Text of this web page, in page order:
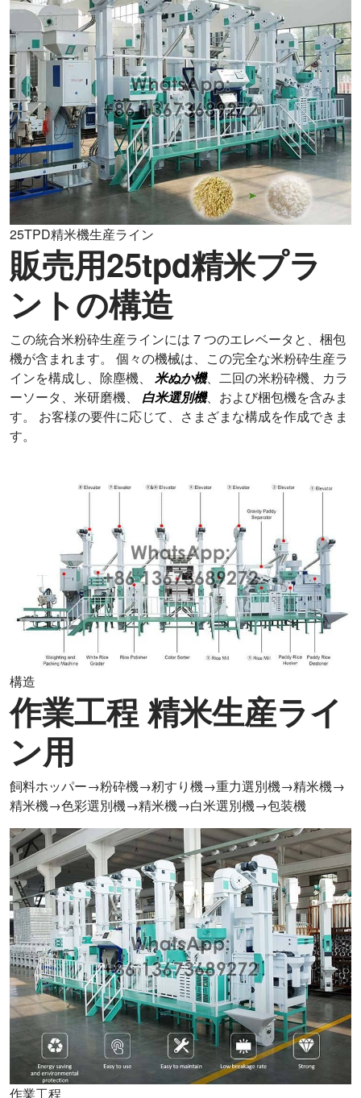
25TPD精米機生産ライン
販売用25tpd精米プラ
ントの構造
この統合米粉砕生産ラインには 7 つのエレベータと、梱包
機が含まれます。 個々の機械は、この完全な米粉砕生産ラ
インを構成し、除塵機、 米ぬか機、二回の米粉砕機、カラ
ーソータ、米研磨機、 白米選別機、および梱包機を含みま
す。 お客様の要件に応じて、さまざまな構成を作成できま
す。
構造
作業工程 精米生産ライ
ン用
飼料ホッパー→粉砕機→籾すり機→重力選別機→精米機→
精米機→色彩選別機→精米機→白米選別機→包装機
作業工程